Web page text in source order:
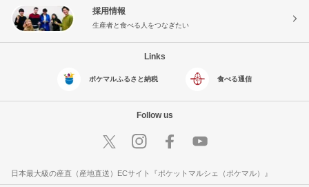
採用情報
生産者と食べる人をつなぎたい
Links
ポケマルふるさと納税 食べる通信
Follow us
日本最大級の産直（産地直送）ECサイト『ポケットマルシェ（ポケマル）』